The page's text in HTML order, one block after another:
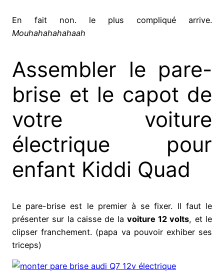
En fait non. le plus compliqué arrive.
Mouhahahahahaah
Assembler le pare-
brise et le capot de
votre voiture
électrique pour
enfant Kiddi Quad
Le pare-brise est le premier à se fixer. Il faut le
présenter sur la caisse de la voiture 12 volts, et le
clipser franchement. (papa va pouvoir exhiber ses
triceps)